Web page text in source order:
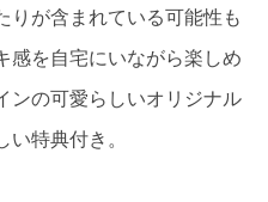
りが含まれている可能性も
感を自宅にいながら楽しめ
ンの可愛らしいオリジナル
特典付き。